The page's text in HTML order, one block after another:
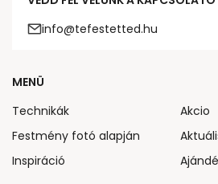
info@tefestetted.hu
MENÜ
Technikák
Festmény fotó alapján
Inspiráció
Akcio